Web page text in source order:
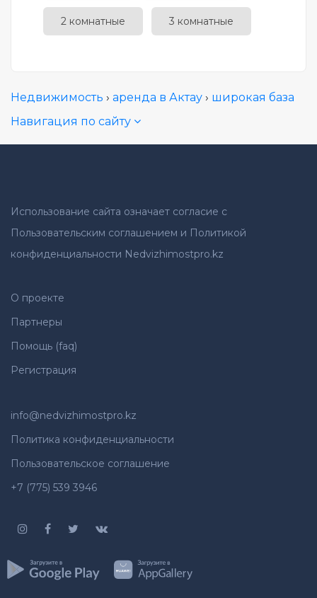
2 комнатные 3 комнатные
Недвижимость › аренда в Актау › широкая база
Навигация по сайту
Использование сайта означает согласие с
Пользовательским соглашением и Политикой
конфиденциальности Nedvizhimostpro.kz
О проекте
Партнеры
Помощь (faq)
Регистрация
info@nedvizhimostpro.kz
Политика конфиденциальности
Пользовательское соглашение
+7 (775) 539 3946